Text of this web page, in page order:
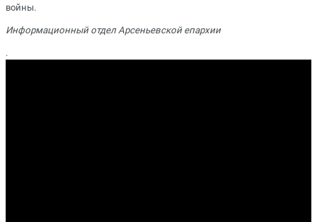
войны.
Информационный отдел Арсеньевской епархии
.